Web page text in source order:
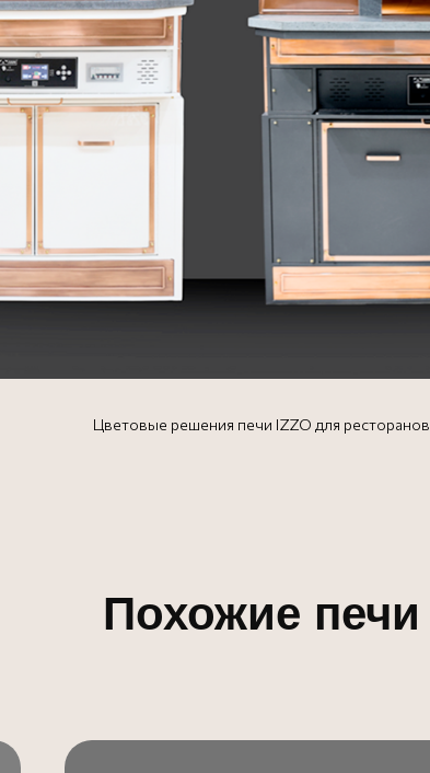
Цветовые решения печи IZZO для ресторанов
Похожие печи